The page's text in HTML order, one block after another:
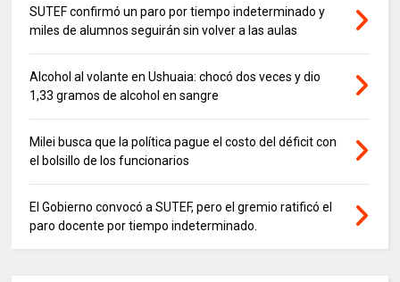
SUTEF confirmó un paro por tiempo indeterminado y
miles de alumnos seguirán sin volver a las aulas
Alcohol al volante en Ushuaia: chocó dos veces y dio
1,33 gramos de alcohol en sangre
Milei busca que la política pague el costo del déficit con
el bolsillo de los funcionarios
El Gobierno convocó a SUTEF, pero el gremio ratificó el
paro docente por tiempo indeterminado.